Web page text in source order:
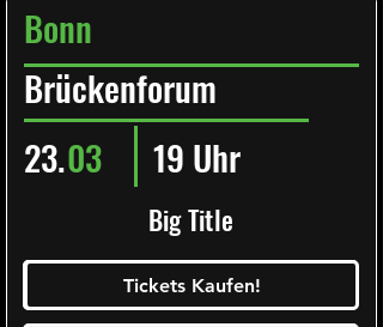
Bonn
Brückenforum
Big Title
23.03 19 Uhr
Tickets Kaufen!
Ticketalarm abonieren!
Tickets Kaufen!